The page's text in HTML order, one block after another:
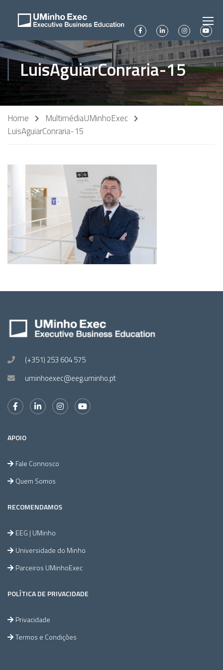
LuisAguiarConraria-15
Home MultimédiaUMinhoExec
LuisAguiarConraria-15
(+351) 253 604 575
uminhoexec@eeg.uminho.pt
APOIO
Fale Connosco
Quem Somos
RECOMENDAMOS
EEG | UMinho
Universidade do Minho
Parceiros UMinhoExec
POLÍTICA DE PRIVACIDADE
Privacidade
Termos e Condições